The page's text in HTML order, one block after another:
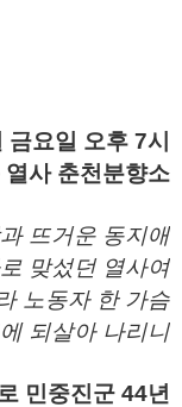
요일 오후 7시
사 춘천분향소
뜨거운 동지애
맞섰던 열사여
노동자 한 가슴
되살아 나리니
민중진군 44년